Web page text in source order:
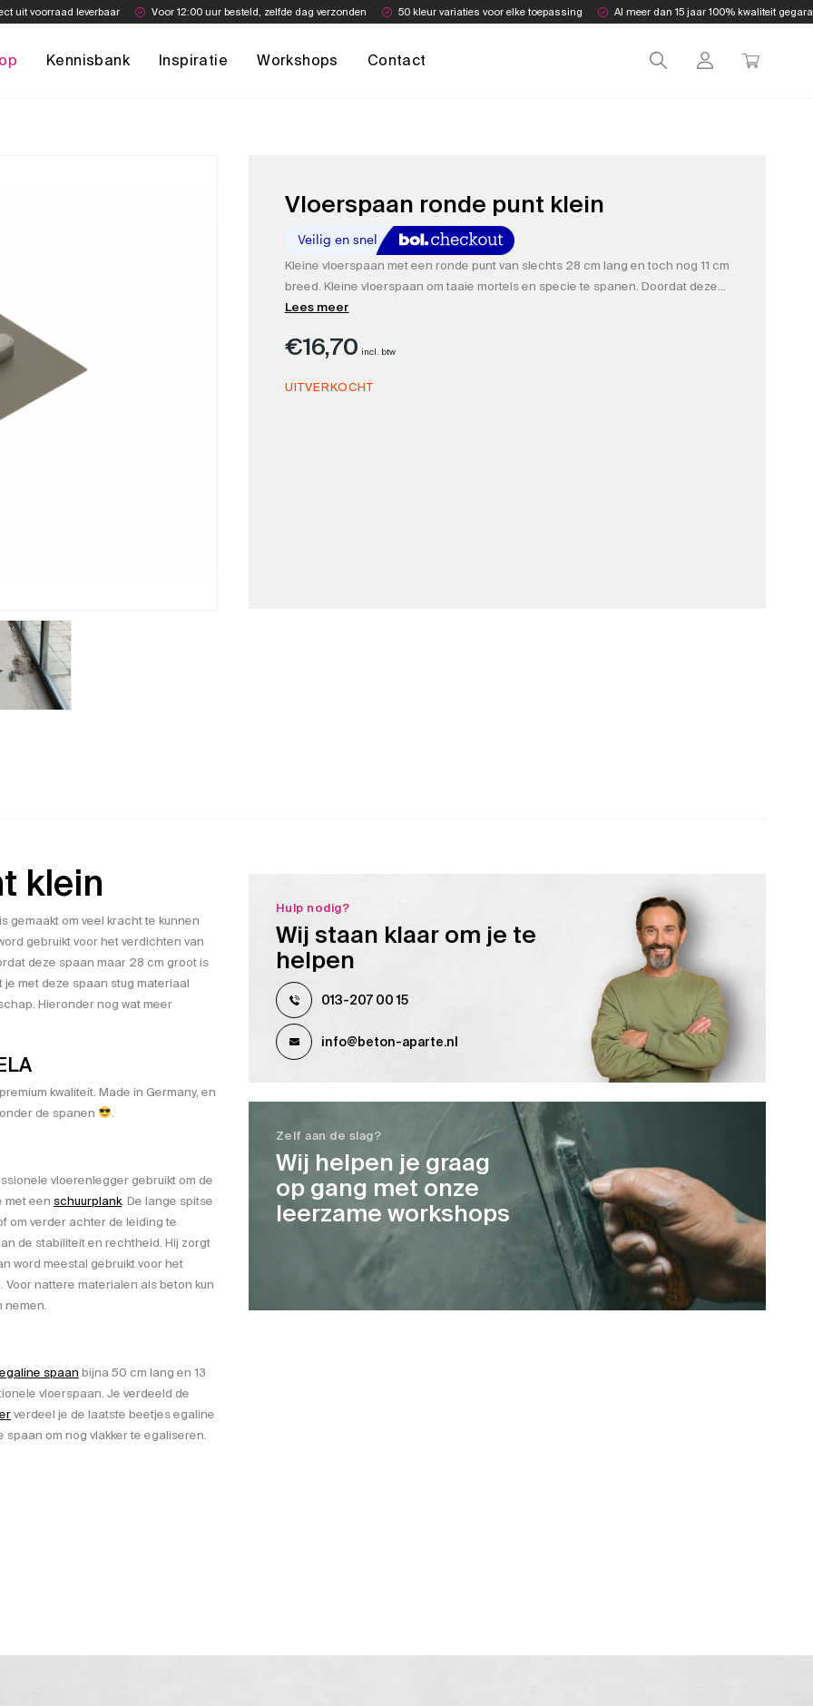
uit voorraad leverbaar Voor 12:00 uur besteld, zelfde dag verzonden 50 kleur variaties voor elke toepassing Al meer dan 15 jaar 100% kwaliteit
Kennisbank Inspiratie Workshops Contact
Vloerspaan ronde punt klein
Kleine vloerspaan met een ronde punt van slechts 28 cm lang en toch nog 11 cm
breed. Kleine vloerspaan om taaie mortels en specie te spanen. Doordat deze
zo klein is kunt u veel kracht zetten op de mortel onder de spaan.
Lees meer
€16,70 incl. btw
UITVERKOCHT
klein
gemaakt om veel kracht te kunnen
gebruikt voor het verdichten van
deze spaan maar 28 cm groot is
met deze spaan stug materiaal
Hieronder nog wat meer
kwaliteit. Made in Germany, en
de spanen
.
vloerenlegger gebruikt om de
met een schuurplank. De lange spitse
om verder achter de leiding te
de stabiliteit en rechtheid. Hij zorgt
word meestal gebruikt voor het
nattere materialen als beton kun
nemen.
egaline spaan bijna 50 cm lang en 13
vloerspaan. Je verdeeld de
verdeel je de laatste beetjes egaline
spaan om nog vlakker te egaliseren.
Hulp nodig?
Wij staan klaar om je te
helpen
013-207 00 15
info@beton-aparte.nl
Zelf aan de slag?
Wij helpen je graag
op gang met onze
leerzame workshops